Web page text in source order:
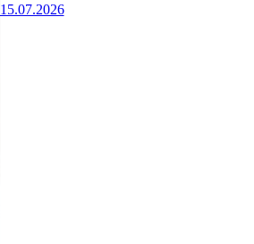
15.07.2026